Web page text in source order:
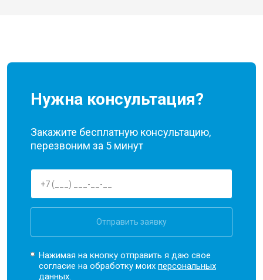
Нужна консультация?
Закажите бесплатную консультацию,
перезвоним за 5 минут
Отправить заявку
Нажимая на кнопку отправить я даю свое
согласие на обработку моихперсональных
данных.